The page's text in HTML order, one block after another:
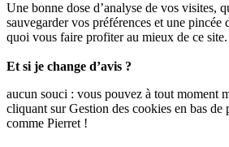
Une bonne dose d’analyse de vos visites,
sauvegarder vos préférences et une
quoi vous faire profiter au mieux de ce site.
Et si je change d’avis ?
aucun souci : vous pouvez à tout moment
cliquant sur Gestion des cookies en bas de
comme Pierret !